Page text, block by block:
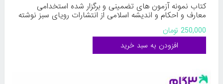
کتاب نمونه آزمون های تضمینی و برگزار شده استخدامی
معارف و احکام و اندیشه اسلامی از انتشارات رویای سبز نوشته
محمدعلی عزیزی
250,000 تومان